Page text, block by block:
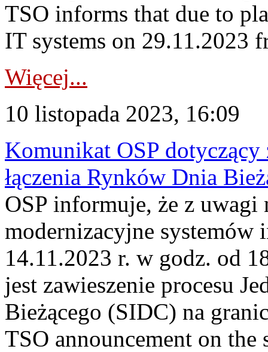
TSO informs that due to
IT systems on 29.11.2023
Więcej...
10 listopada 2023, 16:09
Komunikat OSP dotyczący
łączenia Rynków Dnia
OSP informuje, że z uwagi
modernizacyjne systemów
14.11.2023 r. w godz. od
jest zawieszenie procesu
Bieżącego (SIDC) na
TSO announcement on